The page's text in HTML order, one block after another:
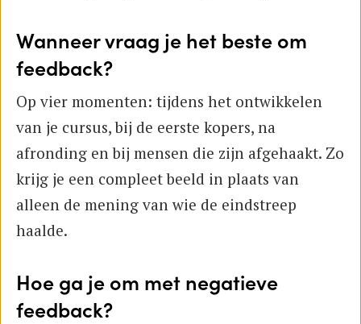
Wanneer vraag je het beste om
feedback?
Op vier momenten: tijdens het ontwikkelen
van je cursus, bij de eerste kopers, na
afronding en bij mensen die zijn afgehaakt. Zo
krijg je een compleet beeld in plaats van
alleen de mening van wie de eindstreep
haalde.
Hoe ga je om met negatieve
feedback?